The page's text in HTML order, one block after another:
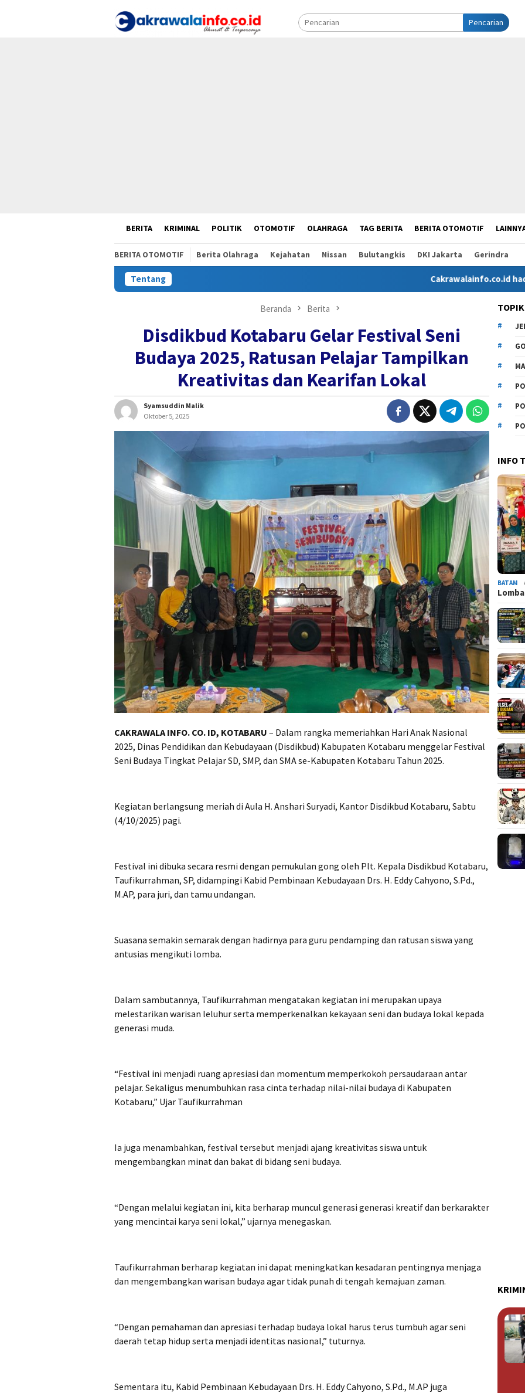
Pencarian
HOMEBERITA KRIMINAL POLITIK OTOMOTIF OLAHRAGA TAG BERITA BERITA OTOMOTIF
BERITA OTOMOTIF Berita Olahraga Kejahatan Nissan Bulutangkis DKI Jakarta Gerindra
Tentang Cakrawalainfo.co.id hadir sebagai
Beranda Berita
Disdikbud Kotabaru Gelar Festival Seni
Budaya 2025, Ratusan Pelajar Tampilkan
Kreativitas dan Kearifan Lokal
Syamsuddin Malik
Oktober 5, 2025
CAKRAWALA INFO. CO. ID, KOTABARU – Dalam rangka memeriahkan Hari Anak Nasional
2025, Dinas Pendidikan dan Kebudayaan (Disdikbud) Kabupaten Kotabaru menggelar Festival
Seni Budaya Tingkat Pelajar SD, SMP, dan SMA se-Kabupaten Kotabaru Tahun 2025.
Kegiatan berlangsung meriah di Aula H. Anshari Suryadi, Kantor Disdikbud Kotabaru, Sabtu
(4/10/2025) pagi.
Festival ini dibuka secara resmi dengan pemukulan gong oleh Plt. Kepala Disdikbud Kotabaru,
Taufikurrahman, SP, didampingi Kabid Pembinaan Kebudayaan Drs. H. Eddy Cahyono, S.Pd.,
M.AP, para juri, dan tamu undangan.
Suasana semakin semarak dengan hadirnya para guru pendamping dan ratusan siswa yang
antusias mengikuti lomba.
Dalam sambutannya, Taufikurrahman mengatakan kegiatan ini merupakan upaya
melestarikan warisan leluhur serta memperkenalkan kekayaan seni dan budaya lokal kepada
generasi muda.
“Festival ini menjadi ruang apresiasi dan momentum memperkokoh persaudaraan antar
pelajar. Sekaligus menumbuhkan rasa cinta terhadap nilai-nilai budaya di Kabupaten
Kotabaru,” Ujar Taufikurrahman
Ia juga menambahkan, festival tersebut menjadi ajang kreativitas siswa untuk
mengembangkan minat dan bakat di bidang seni budaya.
“Dengan melalui kegiatan ini, kita berharap muncul generasi generasi kreatif dan berkarakter
yang mencintai karya seni lokal,” ujarnya menegaskan.
Taufikurrahman berharap kegiatan ini dapat meningkatkan kesadaran pentingnya menjaga
dan mengembangkan warisan budaya agar tidak punah di tengah kemajuan zaman.
“Dengan pemahaman dan apresiasi terhadap budaya lokal harus terus tumbuh agar seni
daerah tetap hidup serta menjadi identitas nasional,” tuturnya.
Sementara itu, Kabid Pembinaan Kebudayaan Drs. H. Eddy Cahyono, S.Pd., M.AP juga
INFO
BATAM